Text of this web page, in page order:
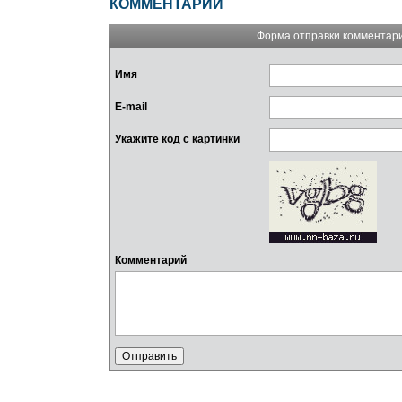
КОММЕНТАРИИ
Форма отправки
Имя
E-mail
Укажите код с картинки
Комментарий